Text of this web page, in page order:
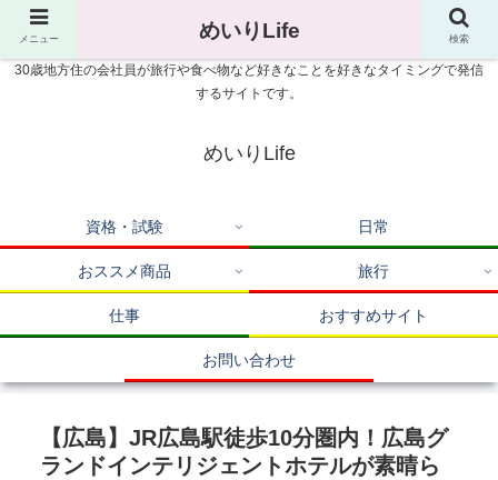
30歳地方住の会社員が旅行や食べ物など好きなことを好きなタイミングで発信
するサイトです。
めいりLife
資格・試験 日常
おススメ商品 旅行
仕事 おすすめサイト
お問い合わせ
【広島】JR広島駅徒歩10分圏内！広島グ
ランドインテリジェントホテルが素晴ら
メニュー めいりLife 検索